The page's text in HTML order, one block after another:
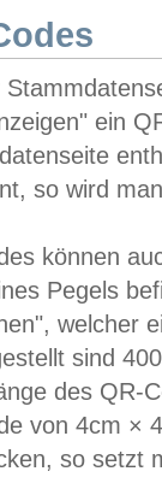
ein
so wird
können
Pegels
welcher
sind
des QR-
von 4cm ×
so setzt